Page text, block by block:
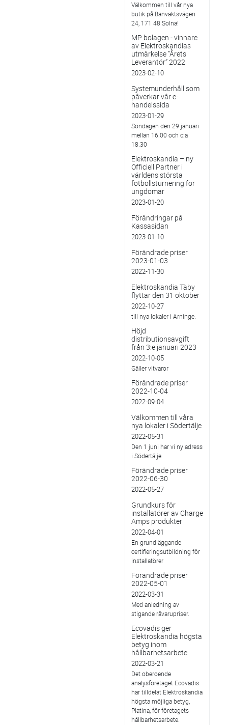
Välkommen till vår nya
butik på Banvaktsvägen
24, 171 48 Solna!
MP bolagen - vinnare
av Elektroskandias
utmärkelse ”Årets
Leverantör” 2022
2023-02-10
Systemunderhåll som
påverkar vår e-
handelssida
2023-01-29
Söndagen den 29 januari
mellan 16.00 och c:a
18.30
Elektroskandia – ny
Officiell Partner i
världens största
fotbollsturnering för
ungdomar
2023-01-20
Förändringar på
Kassasidan
2023-01-10
Förändrade priser
2023-01-03
2022-11-30
Elektroskandia Täby
flyttar den 31 oktober
2022-10-27
till nya lokaler i Arninge.
Höjd
distributionsavgift
från 3:e januari 2023
2022-10-05
Gäller vitvaror
Förändrade priser
2022-10-04
2022-09-04
Välkommen till våra
nya lokaler i Södertälje
2022-05-31
Den 1 juni har vi ny adress
i Södertälje
Förändrade priser
2022-06-30
2022-05-27
Grundkurs för
installatörer av Charge
Amps produkter
2022-04-01
En grundläggande
certifieringsutbildning för
installatörer
Förändrade priser
2022-05-01
2022-03-31
Med anledning av
stigande råvarupriser.
Ecovadis ger
Elektroskandia högsta
betyg inom
hållbarhetsarbete
2022-03-21
Det oberoende
analysföretaget Ecovadis
har tilldelat Elektroskandia
högsta möjliga betyg,
Platina, för företagets
hållbarhetsarbete.